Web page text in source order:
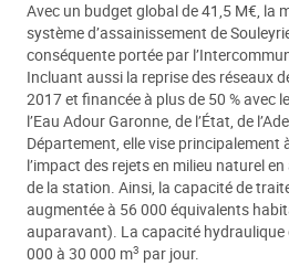
Avec un budget global de 41,5 M€, la
système d’assainissement de
conséquente portée par
Incluant aussi la reprise des réseaux
2017 et financée à plus de 50 % avec
l’Eau Adour Garonne, de l’État, de
Département, elle vise principalement
l’impact des rejets en milieu naturel
de la station. Ainsi, la capacité de
augmentée à 56 000 équivalents
auparavant). La capacité hydraulique
000 à 30 000 m3 par jour.